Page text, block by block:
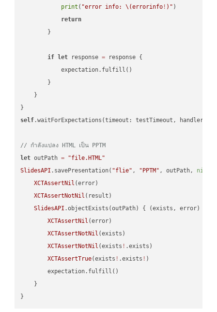
print ( "error info: \(errorinfo ! ) " )
return
        }
if let response = response {
            expectation.fulfill()
        }
    }
self.waitForExpectations(timeout: testTimeout, handler:
// กำลังแปลง HTML เป็น PPTM
let outPath =
"file.HTML"
SlidesAPI .savePresentation( "flie" , "PPTM" , outPath, nil
XCTAssertNil (error)
XCTAssertNotNil (result)
SlidesAPI .objectExists(outPath) { (exists, error) ->
XCTAssertNil (error)
XCTAssertNotNil (exists)
XCTAssertNotNil (exists ! .exists)
XCTAssertTrue(exists ! .exists ! )
        expectation.fulfill()
    }